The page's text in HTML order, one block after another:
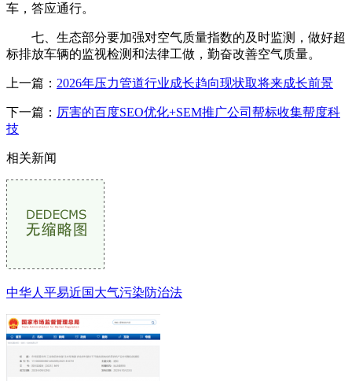
车，答应通行。
七、生态部分要加强对空气质量指数的及时监测，做好超
标排放车辆的监视检测和法律工做，勤奋改善空气质量。
上一篇： 2026年压力管道行业成长趋向现状取将来成长前景
下一篇： 厉害的百度SEO优化+SEM推广公司帮标收集帮度科
技
相关新闻
中华人平易近国大气污染防治法